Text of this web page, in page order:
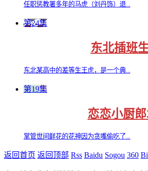
任职惩教署多年的马虎（刘丹饰）退...
第24集
东北插班
东北某⾼中的差等⽣王⻁，是⼀个典...
第19集
恋恋小厨郎
掌管世间鲜花的花神因为贪嘴偷吃了...
返回首页 返回顶部 Rss Baidu Sogou 360